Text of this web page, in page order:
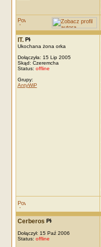
IT.
Ukochana żona orka
Dołączyła: 15 Lip 2005
Skąd: Czeremcha
Status: offline
Grupy:
AntyWiP
Cerberos
Dołączył: 15 Paź 2006
Status: offline